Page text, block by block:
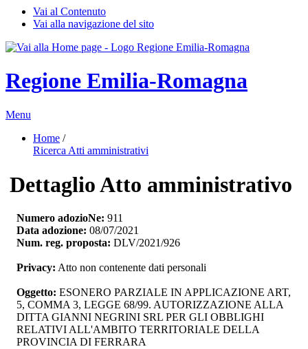
Vai al Contenuto
Vai alla navigazione del sito
Regione Emilia-Romagna
Menu
Home /
Ricerca Atti amministrativi
Dettaglio Atto amministrativo
Numero adozioNe: 911
Data adozione: 08/07/2021
Num. reg. proposta: DLV/2021/926
Privacy: Atto non contenente dati personali
Oggetto: ESONERO PARZIALE IN APPLICAZIONE ART,
5, COMMA 3, LEGGE 68/99. AUTORIZZAZIONE ALLA
DITTA GIANNI NEGRINI SRL PER GLI OBBLIGHI
RELATIVI ALL'AMBITO TERRITORIALE DELLA
PROVINCIA DI FERRARA